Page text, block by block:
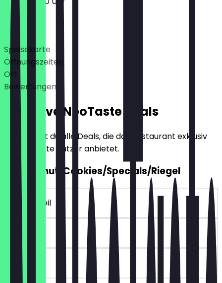
Deals
Speisekarte
Öffnungszeiten
Ort
Bewertungen
Exklusive NeoTaste Deals
Hier findest du alle Deals, die das Restaurant exklusiv
für NeoTaste Nutzer anbietet.
2für1 Donut/Cookies/Specials/Riegel
~€ 4 Vorteil
90 Tage
vor Ort